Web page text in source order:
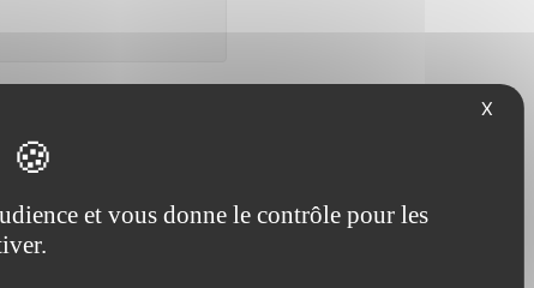
X
et vous donne le contrôle pour les